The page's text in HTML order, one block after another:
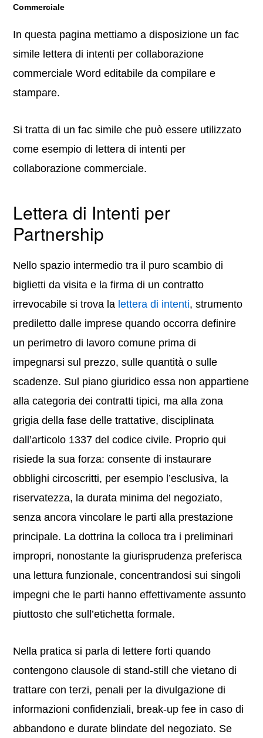
Commerciale
In questa pagina mettiamo a disposizione un fac
simile lettera di intenti per collaborazione
commerciale Word editabile da compilare e
stampare.
Si tratta di un fac simile che può essere utilizzato
come esempio di lettera di intenti per
collaborazione commerciale.
Lettera di Intenti per
Partnership
Nello spazio intermedio tra il puro scambio di
biglietti da visita e la firma di un contratto
irrevocabile si trova la lettera di intenti, strumento
prediletto dalle imprese quando occorra definire
un perimetro di lavoro comune prima di
impegnarsi sul prezzo, sulle quantità o sulle
scadenze. Sul piano giuridico essa non appartiene
alla categoria dei contratti tipici, ma alla zona
grigia della fase delle trattative, disciplinata
dall’articolo 1337 del codice civile. Proprio qui
risiede la sua forza: consente di instaurare
obblighi circoscritti, per esempio l’esclusiva, la
riservatezza, la durata minima del negoziato,
senza ancora vincolare le parti alla prestazione
principale. La dottrina la colloca tra i preliminari
impropri, nonostante la giurisprudenza preferisca
una lettura funzionale, concentrandosi sui singoli
impegni che le parti hanno effettivamente assunto
piuttosto che sull’etichetta formale.
Nella pratica si parla di lettere forti quando
contengono clausole di stand-still che vietano di
trattare con terzi, penali per la divulgazione di
informazioni confidenziali, break-up fee in caso di
abbandono e durate blindate del negoziato. Se